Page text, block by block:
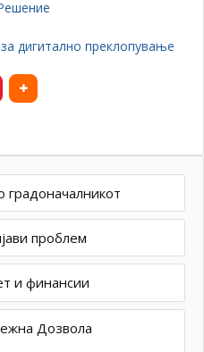
дигитално преклопување
градоначалникот
проблем
и финансии
Дозвола